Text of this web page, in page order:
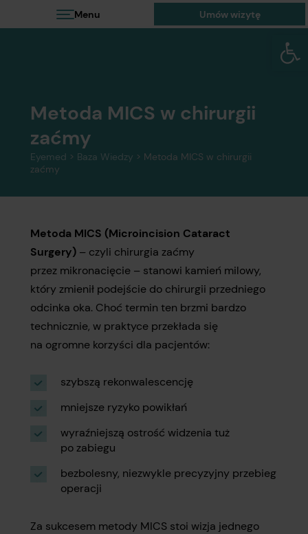
Metoda MICS w chirurgii
zaćmy
Eyemed > Baza Wiedzy > Metoda MICS w chirurgii
zaćmy
Metoda MICS (Microincision Cataract
Surgery) – czyli chirurgia zaćmy
przez mikronacięcie – stanowi kamień milowy,
który zmienił podejście do chirurgii przedniego
odcinka oka. Choć termin ten brzmi bardzo
technicznie, w praktyce przekłada się
na ogromne korzyści dla pacjentów:
szybszą rekonwalescencję
mniejsze ryzyko powikłań
wyraźniejszą ostrość widzenia tuż
po zabiegu
bezbolesny, niezwykle precyzyjny przebieg
operacji
Za sukcesem metody MICS stoi wizja jednego
Menu Umów wizytę